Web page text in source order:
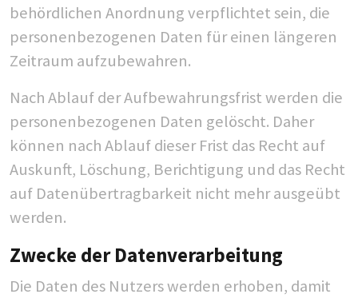
behördlichen Anordnung verpflichtet sein, die
personenbezogenen Daten für einen längeren
Zeitraum aufzubewahren.
Nach Ablauf der Aufbewahrungsfrist werden die
personenbezogenen Daten gelöscht. Daher
können nach Ablauf dieser Frist das Recht auf
Auskunft, Löschung, Berichtigung und das Recht
auf Datenübertragbarkeit nicht mehr ausgeübt
werden.
Zwecke der Datenverarbeitung
Die Daten des Nutzers werden erhoben, damit